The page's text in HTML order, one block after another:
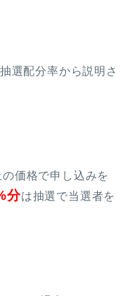
選配分率から説明さ
価格で申し込みを
分は抽選で当選者を